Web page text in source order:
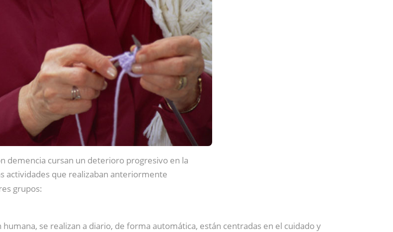
demencia cursan un deterioro progresivo en la
actividades que realizaban anteriormente
grupos:
humana, se realizan a diario, de forma automática, están centradas en el cuidado y